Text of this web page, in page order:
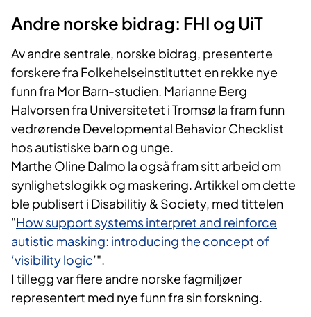
Andre norske bidrag: FHI og UiT
Av andre sentrale, norske bidrag, presenterte
forskere fra Folkehelseinstituttet en rekke nye
funn fra Mor Barn-studien. Marianne Berg
Halvorsen fra Universitetet i Tromsø la fram funn
vedrørende Developmental Behavior Checklist
hos autistiske barn og unge.
Marthe Oline Dalmo la også fram sitt arbeid om
synlighetslogikk og maskering. Artikkel om dette
ble publisert i Disabilitiy & Society, med tittelen
"How support systems interpret and reinforce
autistic masking: introducing the concept of
‘visibility logic’".
I tillegg var flere andre norske fagmiljøer
representert med nye funn fra sin forskning.